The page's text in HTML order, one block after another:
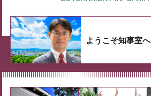
ようこそ知事室へ